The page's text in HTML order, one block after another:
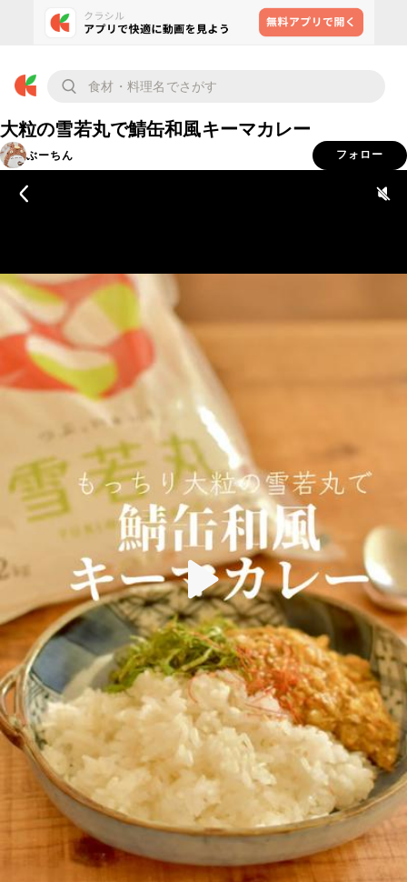
大粒の雪若丸で鯖缶和風キーマカレー
ぶーちん フォロー